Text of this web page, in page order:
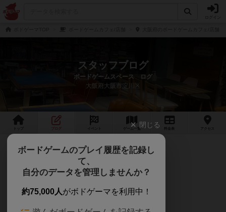
スタッフブログ
ボードゲームスペース ログ
大阪府大阪市淀川区
ゲーム 一覧 料金 アクセス
【お知らせ】料金改定について
【お知らせ】
ボードゲームスペース ログでは
閉じる
ボードゲームのプレイ履歴を記録し
て、
自分のデータを管理しませんか？
約75,000人がボドゲーマを利用中！